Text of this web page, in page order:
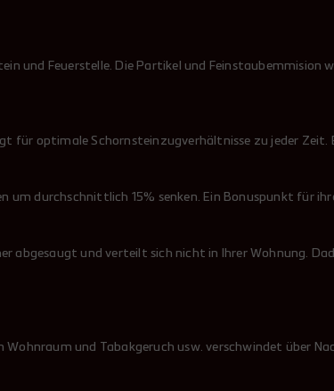
Feuerstelle. Die Partikel und Feinstaubemmision
für optimale Schornsteinzugverhältnisse zu jeder
durchschnittlich 15% senken. Ein Bonuspunkt für
abgesaugt und verteilt sich nicht in Ihrer Wohnung.
und Tabakgeruch usw. verschwindet über